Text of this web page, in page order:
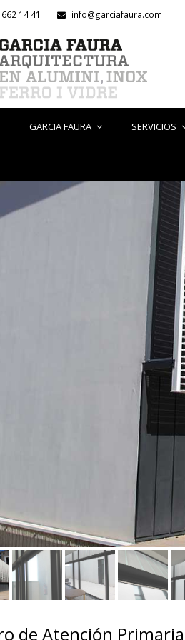
14 41 info@garciafaura.com
GARCIA FAURA SERVICIOS
de Atención